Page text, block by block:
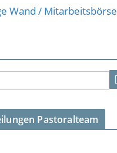
Wand / Mitarbeitsbörse
Pastoralteam